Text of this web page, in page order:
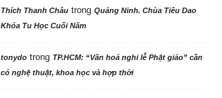
Thích Thanh Châutrong Quảng Ninh. Chùa Tiêu Dao
Khóa Tu Học Cuối Năm
tonydotrong TP.HCM: “Văn hoá nghi lễ Phật giáo” cần
có nghệ thuật, khoa học và hợp thời